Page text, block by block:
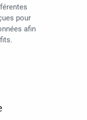
pour
afin